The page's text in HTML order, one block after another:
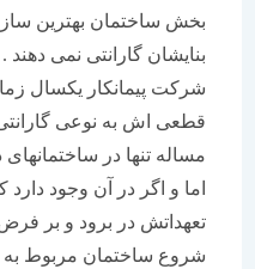
بخش ساختمان بهترین سازنده
بنایشان گارانتی نمی دهند .
شرکت پیمانکار یکسال زمان
قطعی اش به نوعی گارانتی
مساله تنها در ساختمانهای دولتی
اما و اگر در آن وجود دارد که
تعهداتش در برود و بر فرض هم
شروع ساختمان مربوط به